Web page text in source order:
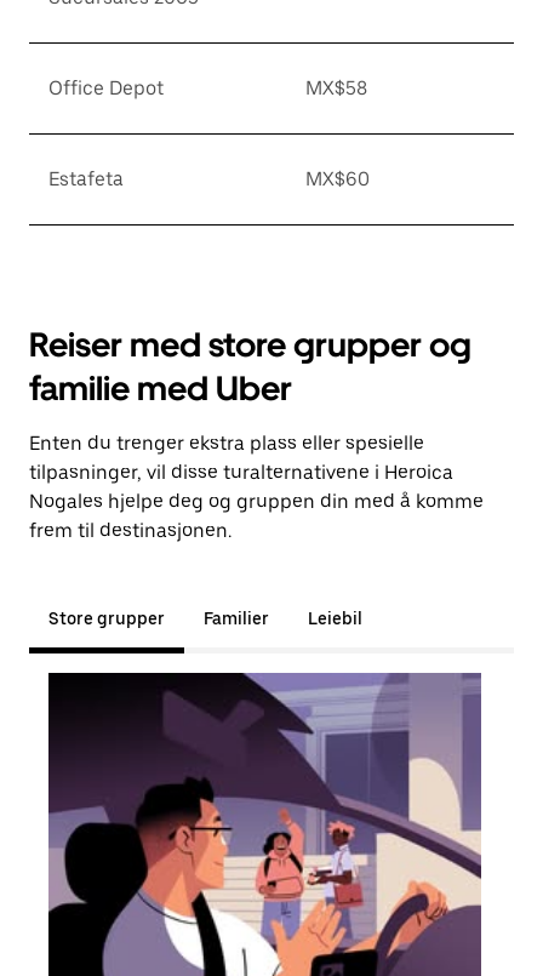
Office Depot MX$58
Estafeta MX$60
Reiser med store grupper og
familie med Uber
Enten du trenger ekstra plass eller spesielle
tilpasninger, vil disse turalternativene i Heroica
Nogales hjelpe deg og gruppen din med å komme
frem til destinasjonen.
Store grupper Familier Leiebil